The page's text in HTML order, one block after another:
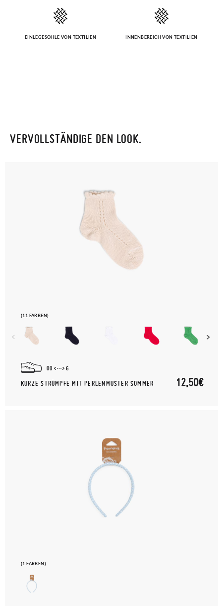
EINLEGESOHLE VON TEXTILIEN INNENBEREICH VON TEXTILIEN
VERVOLLSTÄNDIGE DEN LOOK.
(11 FARBEN)
00 6
KURZE STRÜMPFE MIT PERLENMUSTER SOMMER 12,50€
(1 FARBEN)